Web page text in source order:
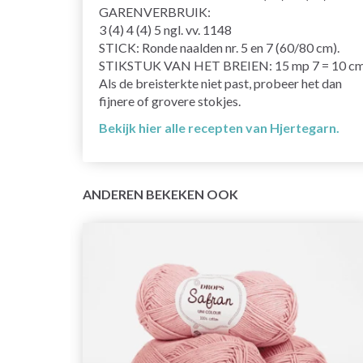
GARENVERBRUIK:
3 (4) 4 (4) 5 ngl. vv. 1148
STICK: Ronde naalden nr. 5 en 7 (60/80 cm).
STIKSTUK VAN HET BREIEN: 15 mp 7 = 10
Als de breisterkte niet past, probeer het dan
fijnere of grovere stokjes.
Bekijk hier alle recepten van Hjertegarn.
ANDEREN BEKEKEN OOK